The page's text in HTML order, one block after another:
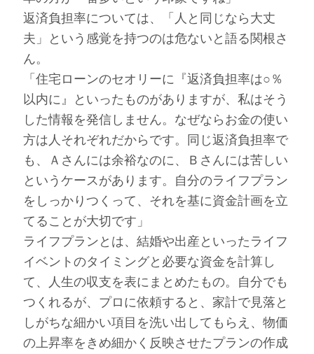
返済負担率については、「人と同じなら大丈
夫」という感覚を持つのは危ないと語る関根さ
ん。
「住宅ローンのセオリーに『返済負担率は○％
以内に』といったものがありますが、私はそう
した情報を発信しません。なぜならお金の使い
方は人それぞれだからです。同じ返済負担率で
も、Ａさんには余裕なのに、Ｂさんには苦しい
というケースがあります。自分のライフプラン
をしっかりつくって、それを基に資金計画を立
てることが大切です」
ライフプランとは、結婚や出産といったライフ
イベントのタイミングと必要な資金を計算し
て、人生の収支を表にまとめたもの。自分でも
つくれるが、プロに依頼すると、家計で見落と
しがちな細かい項目を洗い出してもらえ、物価
の上昇率をきめ細かく反映させたプランの作成